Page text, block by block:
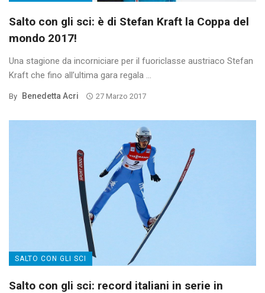
Salto con gli sci: è di Stefan Kraft la Coppa del
mondo 2017!
Una stagione da incorniciare per il fuoriclasse austriaco Stefan
Kraft che fino all’ultima gara regala ...
By Benedetta Acri 27 Marzo 2017
SALTO CON GLI SCI
Salto con gli sci: record italiani in serie in